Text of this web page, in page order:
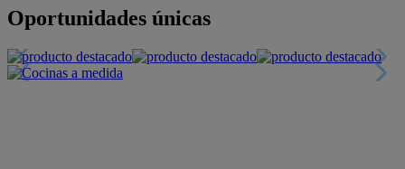
Oportunidades únicas